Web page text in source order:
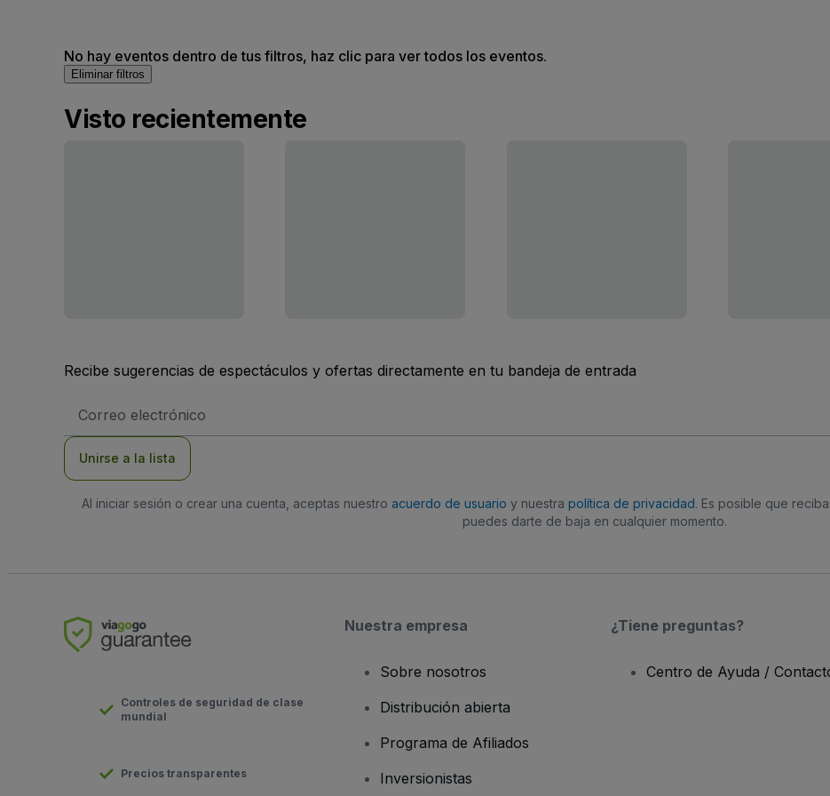
No hay eventos dentro de tus filtros, haz clic para ver todos los eventos.
Eliminar filtros
Visto recientemente
Recibe sugerencias de espectáculos y ofertas directamente en tu bandeja de entrada
de
Unirse a la lista
Al iniciar sesión o crear una cuenta, aceptas nuestro acuerdo de usuario y nuestra política de privacidad. Es posible que
puedes darte de baja en cualquier momento.
Controles de seguridad de clase
mundial
Precios transparentes
Nuestra empresa
Sobre nosotros
Distribución abierta
Programa de Afiliados
Inversionistas
¿Tiene preguntas?
Centro de Ayuda /